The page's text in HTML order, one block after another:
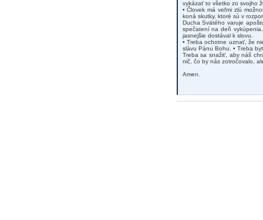
vykázať to všetko zo svojho
• Človek má veľmi zlú
koná skutky, ktoré sú v
Ducha Svätého varuje
spečatení na deň
jasnejšie dostával k slovu.
• Treba ochotne uznať, že
slávu Pánu Bohu. • Treba
Treba sa snažiť, aby náš
nič, čo by nás zotročovalo,
Amen.